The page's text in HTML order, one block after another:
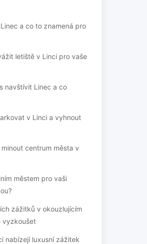
a co to znamená pro
letiště v Linci pro vaše
navštívit Linec a co
v Linci a vyhnout
centrum města v
městem pro vaši
zážitků v okouzlujícím
vyzkoušet
nabízejí luxusní zážitek